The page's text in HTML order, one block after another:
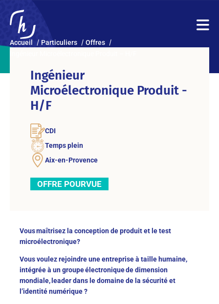
Accueil Particuliers
Offres
Ingénieur
Microélectronique Produit -
H/F
CDI
Temps plein
Aix-en-Provence
OFFRE POURVUE
Vous maîtrisez la conception de produit et le test
microélectronique?
Vous voulez rejoindre une entreprise à taille humaine,
intégrée à un groupe électronique de dimension
mondiale, leader dans le domaine de la sécurité et
l’identité numérique ?